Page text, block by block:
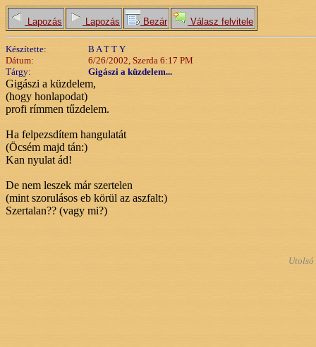
Lapozás Lapozás Bezár Válasz felvitele
Készítette:
B A T T Y
Dátum:
6/26/2002, Szerda 6:17 PM
Tárgy:
Gigászi a küzdelem...
Gigászi a küzdelem,
(hogy honlapodat)
profi rímmen tűzdelem.
Ha felpezsdítem hangulatát
(Öcsém majd tán:)
Kan nyulat ád!
De nem leszek már szertelen
(mint szorulásos eb körül az aszfalt:)
Szertalan?? (vagy mi?)